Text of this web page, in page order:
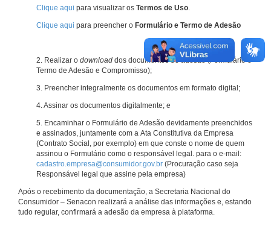
Clique aqui para visualizar os Termos de Uso.
Clique aqui para preencher o Formulário e Termo de Adesão
2. Realizar o download dos documentos de adesão (Formulário e
Termo de Adesão e Compromisso);
3. Preencher integralmente os documentos em formato digital;
4. Assinar os documentos digitalmente; e
5. Encaminhar o Formulário de Adesão devidamente preenchidos
e assinados, juntamente com a Ata Constitutiva da Empresa
(Contrato Social, por exemplo) em que conste o nome de quem
assinou o Formulário como o responsável legal. para o e-mail:
cadastro.empresa@consumidor.gov.br (Procuração caso seja
Responsável legal que assine pela empresa)
Após o recebimento da documentação, a Secretaria Nacional do
Consumidor – Senacon realizará a análise das informações e, estando
tudo regular, confirmará a adesão da empresa à plataforma.